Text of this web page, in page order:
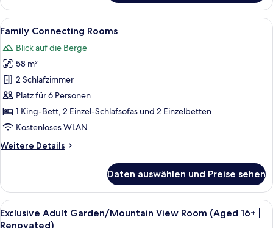
Private
Pool
Villa
Alle
Fotos
für
Family
Connecting
Rooms
anzeigen
Minibar, Zimmersafe,
8
Family Connecting Rooms
Blick auf die Berge
58 m²
2 Schlafzimmer
Platz für 6 Personen
1 King-Bett, 2 Einzel-Schlafsofas und 2 Einzelbetten
Kostenloses WLAN
Weitere Details
Weitere
Connecting
Rooms
Daten auswählen und Preise sehen
Alle
Fotos
Exclusive Adult Garden/Mountain
12
Exclusive Adult Garden/Mountain View Room (Aged 16+ |
Renovated)